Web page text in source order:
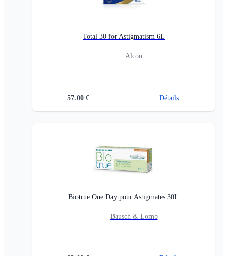
Total 30 for Astigmatism 6L
Alcon
57.00 € Détails
Biotrue One Day pour Astigmates 30L
Bausch & Lomb